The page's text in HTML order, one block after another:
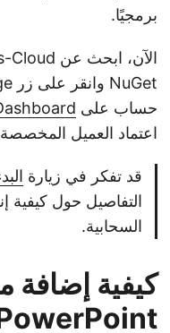
برمجيًا.
حساب على
اعتماد العميل
قد تفكر في زيارة
التفاصيل حول كيفية
السحابية.
كيفية إضافة